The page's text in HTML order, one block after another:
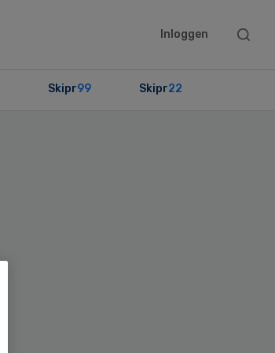
Inloggen
Search
Skipr99 Skipr22